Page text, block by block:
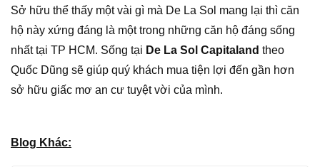
Sở hữu thể thấy một vài gì mà De La Sol mang lại thì căn
hộ này xứng đáng là một trong những căn hộ đáng sống
nhất tại TP HCM. Sống tại De La Sol Capitaland theo
Quốc Dũng sẽ giúp quý khách mua tiện lợi đến gần hơn
sở hữu giấc mơ an cư tuyệt vời của mình.
Blog Khác: